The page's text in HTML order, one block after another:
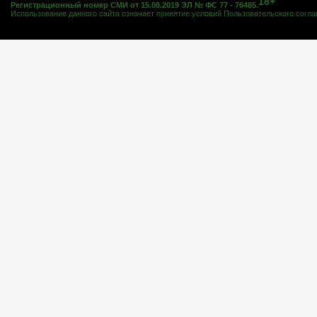
Регистрационный номер СМИ от 15.08.2019 ЭЛ № ФС 77 - 76485.
Использование данного сайта означает принятие условий Пользовательского